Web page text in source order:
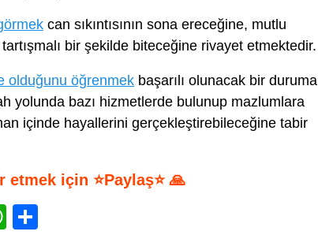
can sıkıntısının sona ereceğine, mutlu
bir şekilde biteceğine rivayet etmektedir.
olduğunu öğrenmek başarılı olunacak bir duruma
yolunda bazı hizmetlerde bulunup mazlumlara
içinde hayallerini gerçekleştirebileceğine tabir
için ⭐Paylaş⭐ 🙏
W